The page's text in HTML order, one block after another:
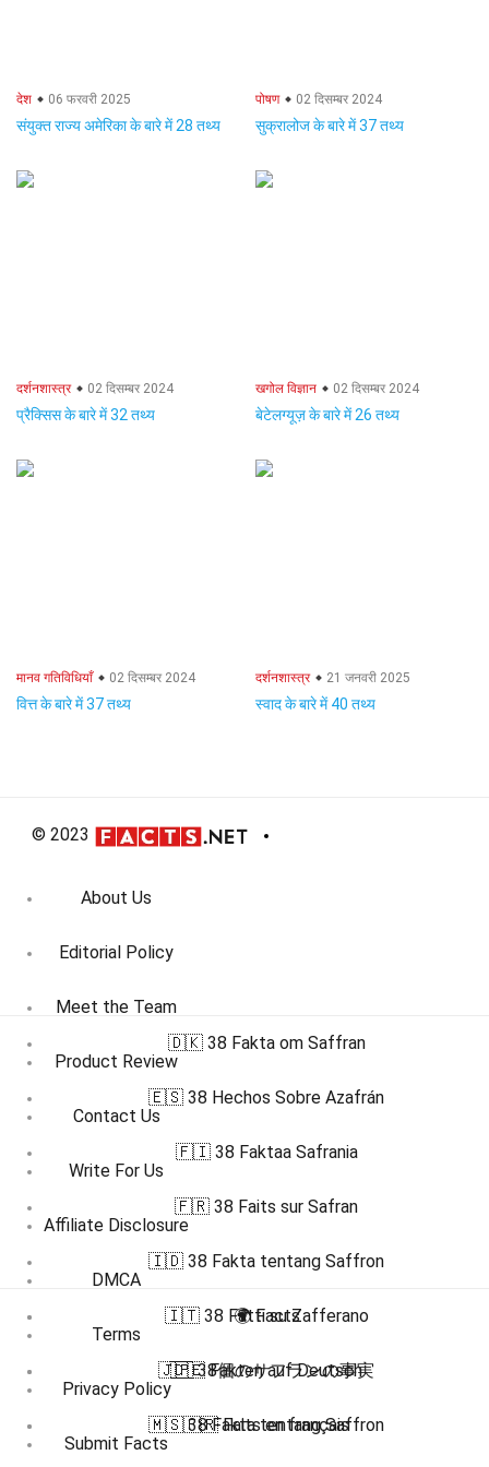
देश 06 फरवरी 2025
संयुक्त राज्य अमेरिका के बारे में 28 तथ्य
पोषण 02 दिसम्बर 2024
सुक्रालोज के बारे में 37 तथ्य
दर्शनशास्त्र 02 दिसम्बर 2024
प्रैक्सिस के बारे में 32 तथ्य
खगोल विज्ञान 02 दिसम्बर 2024
बेटेलग्यूज़ के बारे में 26 तथ्य
मानव गतिविधियाँ 02 दिसम्बर 2024
वित्त के बारे में 37 तथ्य
दर्शनशास्त्र 21 जनवरी 2025
स्वाद के बारे में 40 तथ्य
© 2023
About Us
Editorial Policy
Meet the Team
Product Review
Contact Us
Write For Us
Affiliate Disclosure
DMCA
Terms
Privacy Policy
Submit Facts
🇩🇰 38 Fakta om Saffran
🇪🇸 38 Hechos Sobre Azafrán
🇫🇮 38 Faktaa Safrania
🇫🇷 38 Faits sur Safran
🇮🇩 38 Fakta tentang Saffron
🇮🇹 38 Fatti su Zafferano
🇯🇵 38個のサフランの事実
🇲🇸 38 Fakta tentang Saffron
🌍 Facts
🇩🇪 Fakten auf Deutsch
🇫🇷 Faits en français